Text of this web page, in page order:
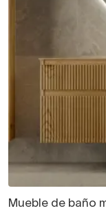
Mueble de baño